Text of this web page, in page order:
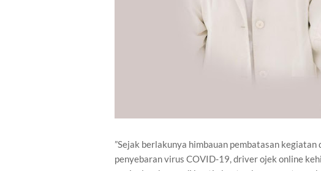
”Sejak berlakunya himbauan pembatasan
penyebaran virus COVID-19, driver ojek online